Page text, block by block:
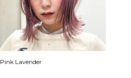
Pink Lavender